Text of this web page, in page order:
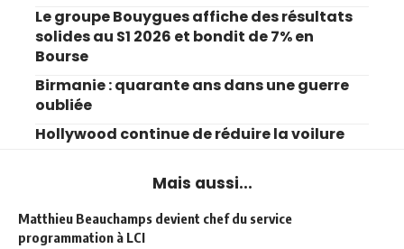
Le groupe Bouygues affiche des résultats
solides au S1 2026 et bondit de 7% en
Bourse
Birmanie : quarante ans dans une guerre
oubliée
Hollywood continue de réduire la voilure
Mais aussi...
Matthieu Beauchamps devient chef du service
programmation à LCI